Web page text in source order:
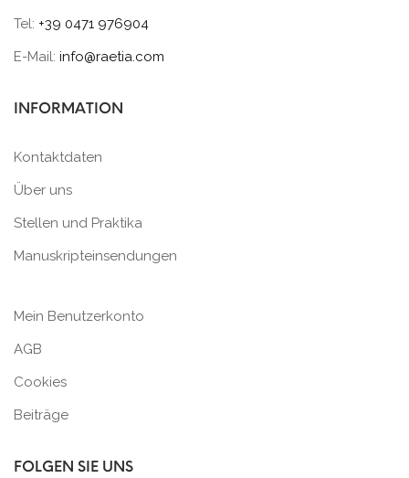
Tel: +39 0471 976904
E-Mail: info@raetia.com
INFORMATION
Kontaktdaten
Über uns
Stellen und Praktika
Manuskripteinsendungen
Mein Benutzerkonto
AGB
Cookies
Beiträge
FOLGEN SIE UNS